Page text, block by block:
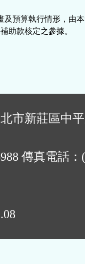
及預算執行情形，由
助款核定之參據。
市新莊區中
傳真電話：